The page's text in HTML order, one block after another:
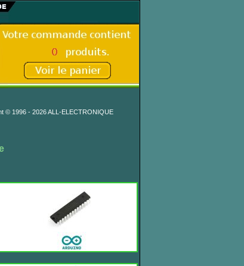
© 1996 - 2026 ALL-ELECTRONIQUE